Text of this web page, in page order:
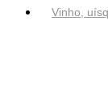
Vinho,